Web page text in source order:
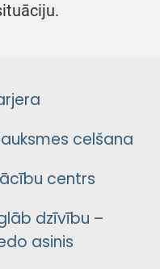
celšana
centrs
dzīvību –
asinis